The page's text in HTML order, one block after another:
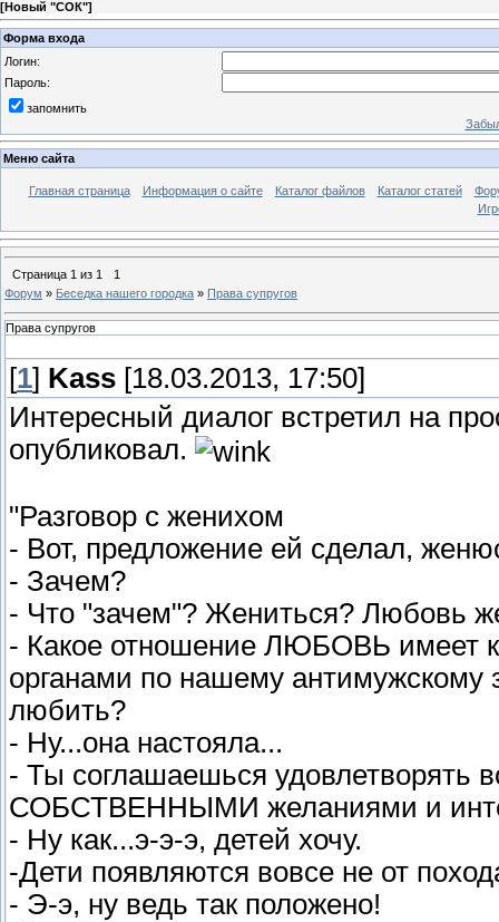
[Новый "СОК"]
Форма входа
Логин:
Пароль:
запомнить
Меню сайта
Главная страница Информация о сайте Каталог файлов Каталог статей
Страница 1 из 1
1
Форум » Беседка нашего городка » Права супругов
Права супругов
[1] Kass [18.03.2013, 17:50]
Интересный диалог встретил на
опубликовал.
"Разговор с женихом
- Вот, предложение ей сделал,
- Зачем?
- Что "зачем"? Жениться? Любовь
- Какое отношение ЛЮБОВЬ имеет к
органами по нашему антимужскому
любить?
- Ну...она настояла...
- Ты соглашаешься удовлетворять
СОБСТВЕННЫМИ желаниями и
- Ну как...э-э-э, детей хочу.
-Дети появляются вовсе не от
- Э-э, ну ведь так положено!